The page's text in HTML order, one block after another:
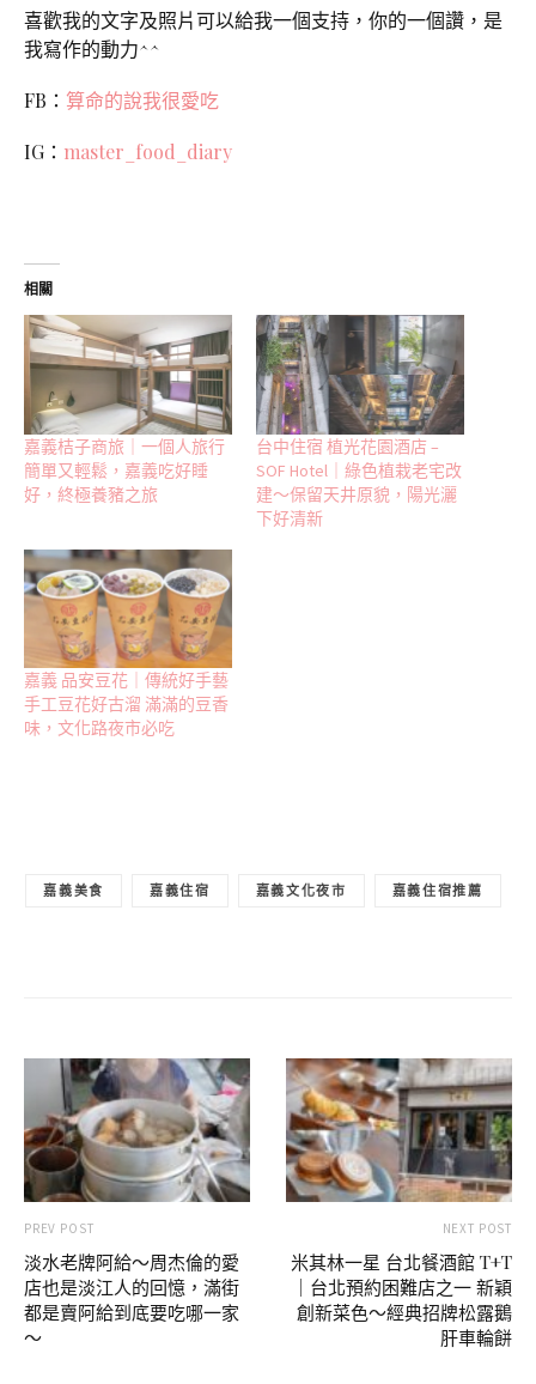
喜歡我的文字及照片可以給我一個支持，你的一個讚，是
我寫作的動力^^
FB： 算命的說我很愛吃
IG： master_food_diary
相關
嘉義桔子商旅｜一個人旅行
簡單又輕鬆，嘉義吃好睡
好，終極養豬之旅
台中住宿 植光花園酒店 –
SOF Hotel｜綠色植栽老宅改
建～保留天井原貌，陽光灑
下好清新
嘉義 品安豆花｜傳統好手藝
手工豆花好古溜 滿滿的豆香
味，文化路夜市必吃
嘉義美食 嘉義住宿 嘉義文化夜市 嘉義住宿推薦
PREV POST
淡水老牌阿給～周杰倫的愛
店也是淡江人的回憶，滿街
都是賣阿給到底要吃哪一家
～
NEXT POST
米其林一星 台北餐酒館 T+T
｜台北預約困難店之一 新穎
創新菜色～經典招牌松露鵝
肝車輪餅